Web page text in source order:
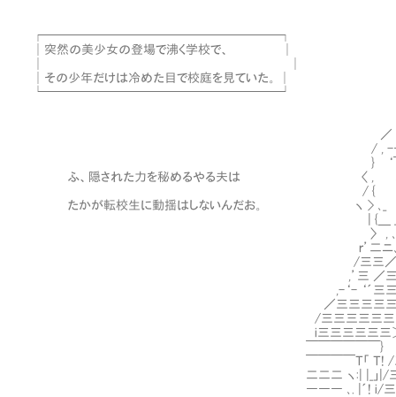
┌───────────────────┐
│突然の美少女の登場で沸く学校で、 │
│その少年だけは冷めた目で校庭を見ていた。 │
└───────────────────┘
／
/ , -―_
} ‘￣ }:
ふ、隠された力を秘めるやる夫
/ { , / ―
たかが転校生に動揺はしないんだお。 ヽ > ､
| {＿ _＿＿ /,イ三ヽ三三
〉 , ､_ ／/三三三三､三
ｒ’二ニ､./, .’三三三三三
/三三／三三三三三三ﾆ，
,’三 ／三三三三三三三三!:
,-‘- ‘´三三三三三三三三三,’
／三三三三三三三三三三 ,ィ´ﾆ
/三三三三三三三三三，ﾆ‘ﾆ/三
i三三三三三三＞ ´三三三ﾆ.’ 三
￣￣￣￣￣￣} ,/三三三三.’三
￣￣￣￣Ｔ「 Ｔ! /三三三三ﾆi三三
二二二 ヽ:| |_」|/三三三三三{三三
――― ､. |´! i/三三三三三 〉三三